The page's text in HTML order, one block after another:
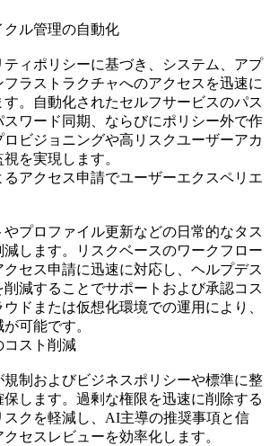
ル管理の自動化
ィポリシーに基づき、システム、アプ
フラストラクチャへのアクセスを迅速に
。自動化されたセルフサービスのパス
スワード同期、ならびにポリシー外で作
ビジョニングや高リスクユーザーアカ
を実現します。
アクセス申請でユーザーエクスペリエ
プロファイル更新などの日常的なタス
減します。リスクベースのワークフロー
セス申請に迅速に対応し、ヘルプデス
減することでサポートおよび承認コス
ウドまたは仮想化環境での運用により、
可能です。
コスト削減
制およびビジネスポリシーや標準に整
します。過剰な権限を迅速に削除する
スクを軽減し、AI主導の推奨事項と信
セスレビューを効率化します。